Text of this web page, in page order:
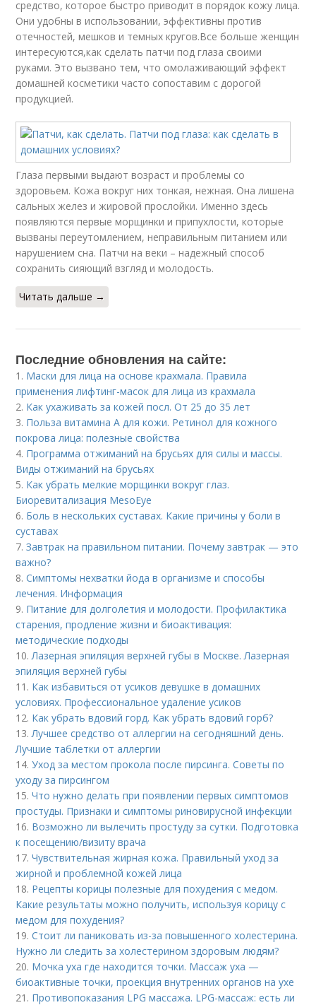
средство, которое быстро приводит в порядок кожу лица.
Они удобны в использовании, эффективны против
отечностей, мешков и темных кругов.Все больше женщин
интересуются,как сделать патчи под глаза своими
руками. Это вызвано тем, что омолаживающий эффект
домашней косметики часто сопоставим с дорогой
продукцией.
Глаза первыми выдают возраст и проблемы со
здоровьем. Кожа вокруг них тонкая, нежная. Она лишена
сальных желез и жировой прослойки. Именно здесь
появляются первые морщинки и припухлости, которые
вызваны переутомлением, неправильным питанием или
нарушением сна. Патчи на веки – надежный способ
сохранить сияющий взгляд и молодость.
Читать дальше →
Последние обновления на сайте:
1. Маски для лица на основе крахмала. Правила
применения лифтинг-масок для лица из крахмала
2. Как ухаживать за кожей посл. От 25 до 35 лет
3. Польза витамина А для кожи. Ретинол для кожного
покрова лица: полезные свойства
4. Программа отжиманий на брусьях для силы и массы.
Виды отжиманий на брусьях
5. Как убрать мелкие морщинки вокруг глаз.
Биоревитализация MesoEye
6. Боль в нескольких суставах. Какие причины у боли в
суставах
7.Завтрак на правильном питании. Почему завтрак — это
важно?
8.Симптомы нехватки йода в организме и способы
лечения. Информация
9. Питание для долголетия и молодости. Профилактика
старения, продление жизни и биоактивация:
методические подходы
10.Лазерная эпиляция верхней губы в Москве. Лазерная
эпиляция верхней губы
11. Как избавиться от усиков девушке в домашних
условиях. Профессиональное удаление усиков
12. Как убрать вдовий горд. Как убрать вдовий горб?
13.Лучшее средство от аллергии на сегодняшний день.
Лучшие таблетки от аллергии
14.Уход за местом прокола после пирсинга. Советы по
уходу за пирсингом
15.Что нужно делать при появлении первых симптомов
простуды. Признаки и симптомы риновирусной инфекции
16. Возможно ли вылечить простуду за сутки. Подготовка
к посещению/визиту врача
17.Чувствительная жирная кожа. Правильный уход за
жирной и проблемной кожей лица
18. Рецепты корицы полезные для похудения с медом.
Какие результаты можно получить, используя корицу с
медом для похудения?
19.Стоит ли паниковать из-за повышенного холестерина.
Нужно ли следить за холестерином здоровым людям?
20. Мочка уха где находится точки. Массаж уха —
биоактивные точки, проекция внутренних органов на ухе
21. Противопоказания LPG массажа. LPG-массаж: есть ли